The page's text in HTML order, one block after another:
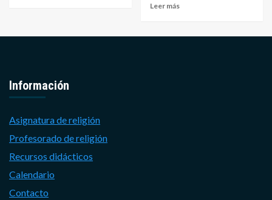
Leer más
Información
Asignatura de religión
Profesorado de religión
Recursos didácticos
Calendario
Contacto